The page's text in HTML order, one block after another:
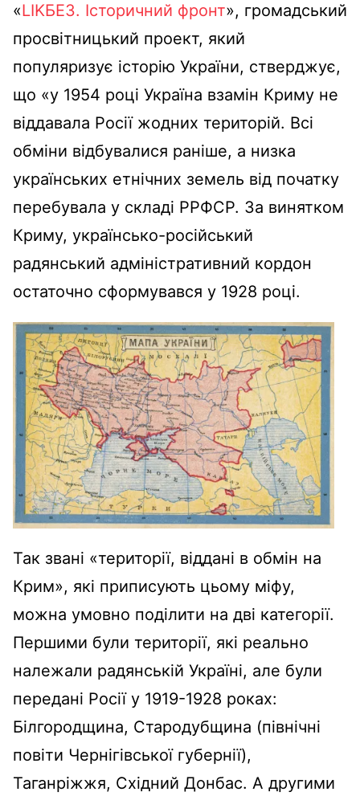
«LIKБЕЗ. Історичний фронт», громадський
просвітницький проект, який
популяризує історію України, стверджує,
що «у 1954 році Україна взамін Криму не
віддавала Росії жодних територій. Всі
обміни відбувалися раніше, а низка
українських етнічних земель від початку
перебувала у складі РРФСР. За винятком
Криму, українсько-російський
радянський адміністративний кордон
остаточно сформувався у 1928 році.
Так звані «території, віддані в обмін на
Крим», які приписують цьому міфу,
можна умовно поділити на дві категорії.
Першими були території, які реально
належали радянській Україні, але були
передані Росії у 1919-1928 роках:
Білгородщина, Стародубщина (північні
повіти Чернігівської губернії),
Таганріжжя, Східний Донбас. А другими